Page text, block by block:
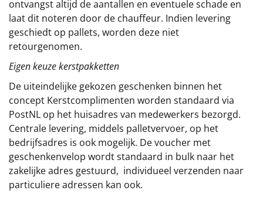
ontvangst altijd de aantallen en eventuele schade en
laat dit noteren door de chauffeur. Indien levering
geschiedt op pallets, worden deze niet
retourgenomen.
Eigen keuze kerstpakketten
De uiteindelijke gekozen geschenken binnen het
concept Kerstcomplimenten worden standaard via
PostNL op het huisadres van medewerkers bezorgd.
Centrale levering, middels palletvervoer, op het
bedrijfsadres is ook mogelijk. De voucher met
geschenkenvelop wordt standaard in bulk naar het
zakelijke adres gestuurd, individueel verzenden naar
particuliere adressen kan ook.